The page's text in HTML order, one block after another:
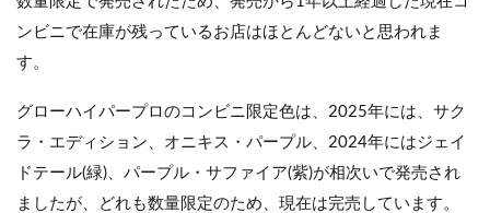
ンビニで在庫が残っているお店はほとんどないと思われま
す。
グローハイパープロのコンビニ限定色は、2025年には、サク
ラ・エディション、オニキス・パープル、2024年にはジェイ
ドテール(緑)、パープル・サファイア(紫)が相次いで発売され
ましたが、どれも数量限定のため、現在は完売しています。